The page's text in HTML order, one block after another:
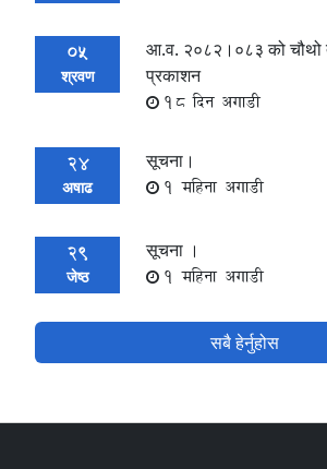
05
श्रवण
आ.व. २०८२।०८३ को चौथो
प्रकाशन
18 दिन अगाडी
24
अषाढ
सूचना।
1 महिना अगाडी
29
जेष्ठ
सूचना ।
1 महिना अगाडी
सबै हेर्नुहोस